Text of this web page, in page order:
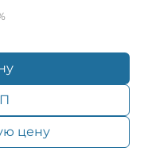
цену